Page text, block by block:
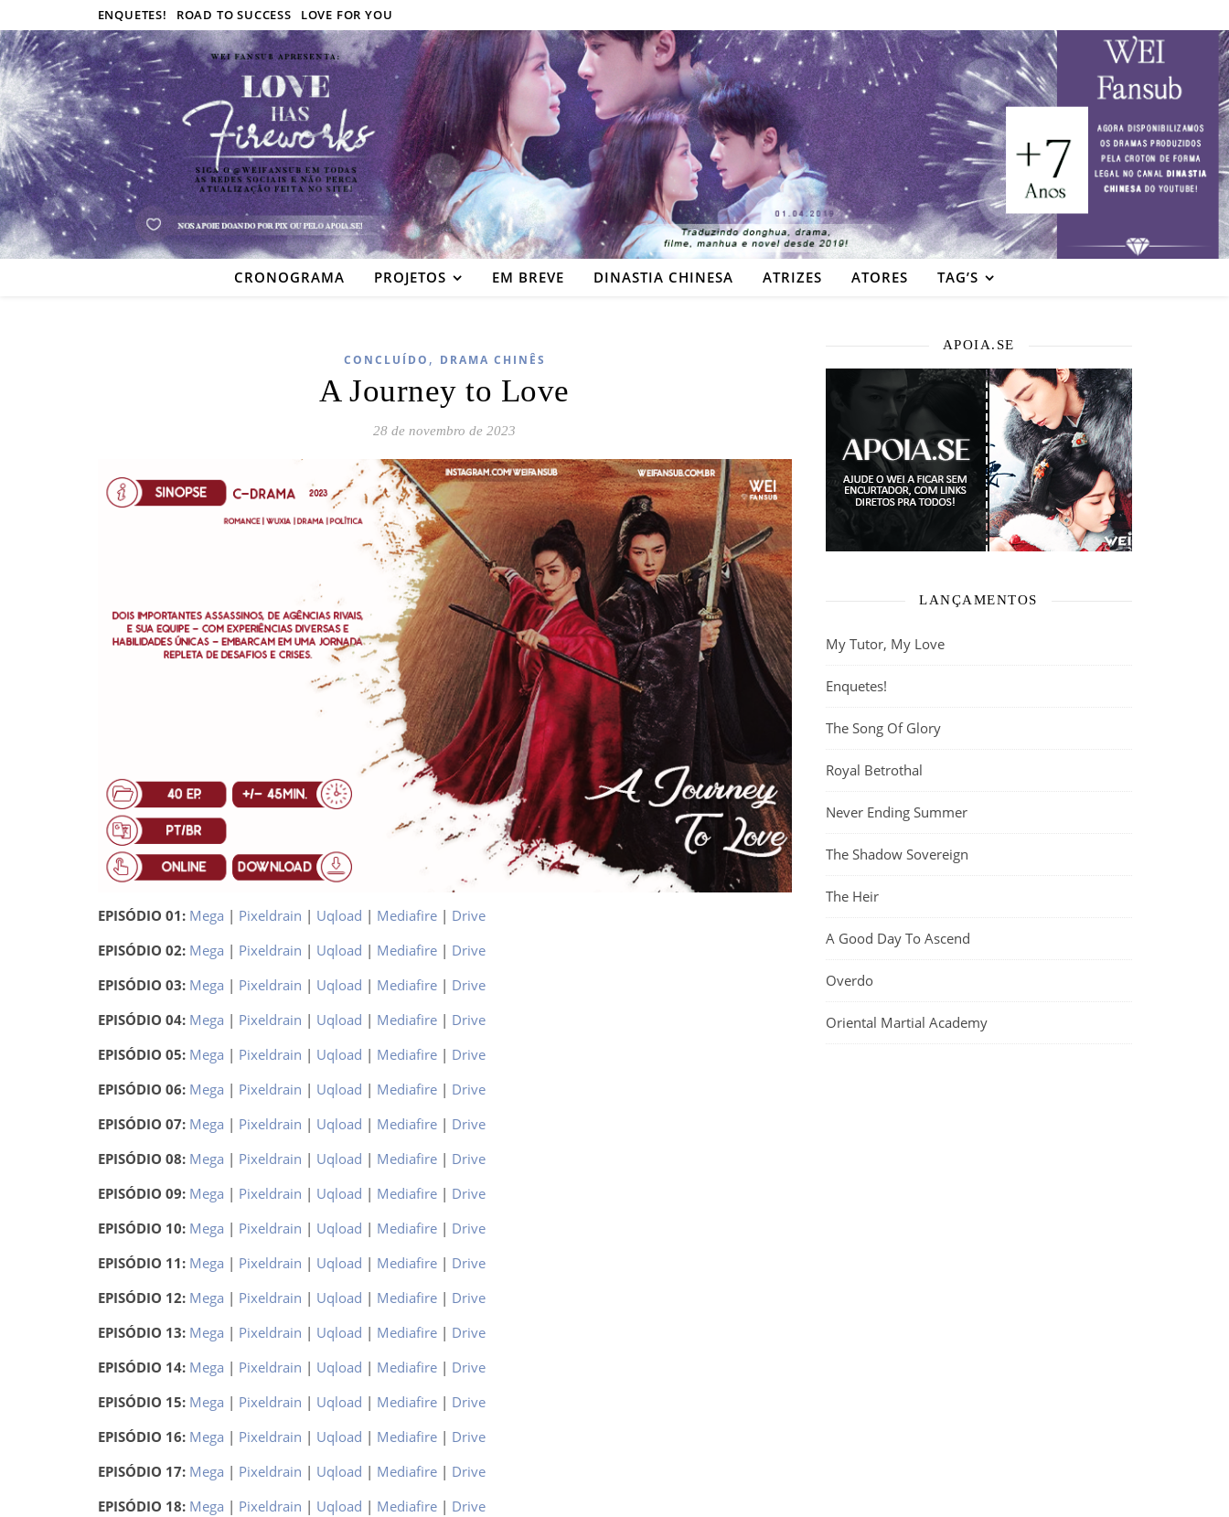
ENQUETES! ROAD TO SUCCESS LOVE FOR YOU
CRONOGRAMA PROJETOS EM BREVE DINASTIA CHINESA ATRIZES ATORES TAG’S
CONCLUÍDO , DRAMA CHINÊS
A Journey to Love
28 de novembro de 2023
EPISÓDIO 01: Mega | Pixeldrain | Uqload | Mediafire| Drive
EPISÓDIO 02: Mega | Pixeldrain | Uqload | Mediafire| Drive
EPISÓDIO 03: Mega | Pixeldrain | Uqload | Mediafire| Drive
EPISÓDIO 04: Mega | Pixeldrain | Uqload | Mediafire| Drive
EPISÓDIO 05: Mega | Pixeldrain | Uqload | Mediafire| Drive
EPISÓDIO 06: Mega | Pixeldrain | Uqload | Mediafire| Drive
EPISÓDIO 07: Mega | Pixeldrain | Uqload | Mediafire| Drive
EPISÓDIO 08: Mega | Pixeldrain | Uqload | Mediafire| Drive
EPISÓDIO 09: Mega | Pixeldrain | Uqload | Mediafire| Drive
EPISÓDIO 10: Mega | Pixeldrain | Uqload | Mediafire| Drive
EPISÓDIO 11: Mega | Pixeldrain | Uqload | Mediafire| Drive
EPISÓDIO 12: Mega | Pixeldrain | Uqload | Mediafire| Drive
EPISÓDIO 13: Mega | Pixeldrain | Uqload | Mediafire| Drive
EPISÓDIO 14: Mega | Pixeldrain | Uqload | Mediafire| Drive
EPISÓDIO 15: Mega | Pixeldrain | Uqload | Mediafire| Drive
EPISÓDIO 16: Mega | Pixeldrain | Uqload | Mediafire| Drive
EPISÓDIO 17: Mega | Pixeldrain | Uqload | Mediafire| Drive
EPISÓDIO 18: Mega | Pixeldrain | Uqload | Mediafire| Drive
APOIA.SE
LANÇAMENTOS
My Tutor, My Love
Enquetes!
The Song Of Glory
Royal Betrothal
Never Ending Summer
The Shadow Sovereign
The Heir
A Good Day To Ascend
Overdo
Oriental Martial Academy